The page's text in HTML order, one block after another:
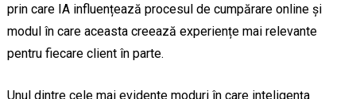
prin care IA influențează procesul de cumpărare online și
modul în care aceasta creează experiențe mai relevante
pentru fiecare client în parte.
Unul dintre cele mai evidente moduri în care inteligența